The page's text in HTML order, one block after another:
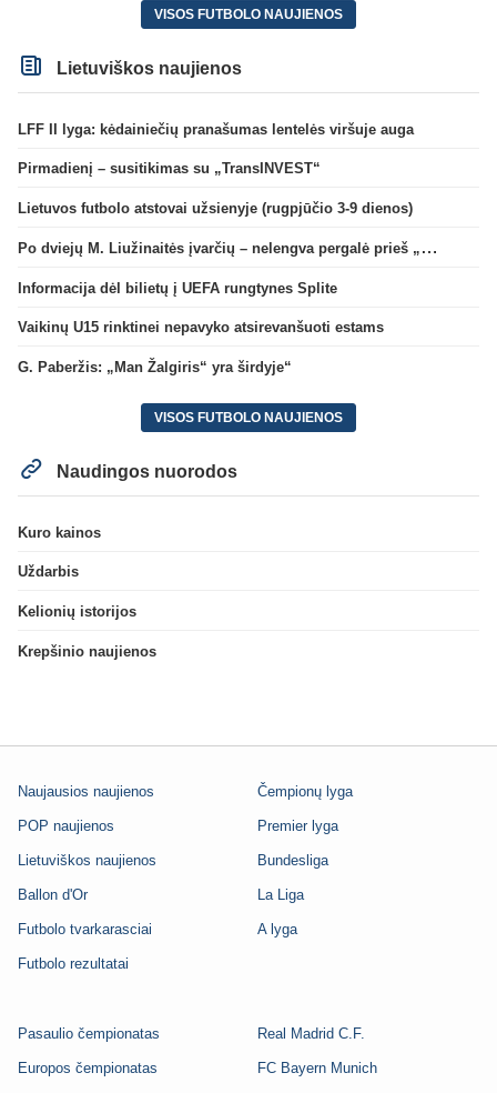
VISOS FUTBOLO NAUJIENOS
Lietuviškos naujienos
LFF II lyga: kėdainiečių pranašumas lentelės viršuje auga
Pirmadienį – susitikimas su „TransINVEST“
Lietuvos futbolo atstovai užsienyje (rugpjūčio 3-9 dienos)
Po dviejų M. Liužinaitės įvarčių – nelengva pergalė prieš „Bangą“
Informacija dėl bilietų į UEFA rungtynes Splite
Vaikinų U15 rinktinei nepavyko atsirevanšuoti estams
G. Paberžis: „Man Žalgiris“ yra širdyje“
VISOS FUTBOLO NAUJIENOS
Naudingos nuorodos
Kuro kainos
Uždarbis
Kelionių istorijos
Krepšinio naujienos
Naujausios naujienos
POP naujienos
Lietuviškos naujienos
Ballon d'Or
Futbolo tvarkarasciai
Futbolo rezultatai
Čempionų lyga
Premier lyga
Bundesliga
La Liga
A lyga
Pasaulio čempionatas
Europos čempionatas
Real Madrid C.F.
FC Bayern Munich